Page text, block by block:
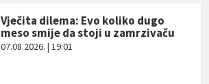
Vječita dilema: Evo koliko dugo
meso smije da stoji u zamrzivaču
07.08.2026. | 19:01